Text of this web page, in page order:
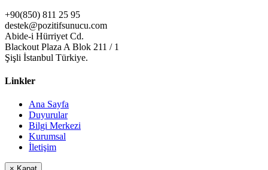
+90(850) 811 25 95
destek@pozitifsunucu.com
Abide-i Hürriyet Cd.
Blackout Plaza A Blok 211 / 1
Şişli İstanbul Türkiye.
Linkler
Ana Sayfa
Duyurular
Bilgi Merkezi
Kurumsal
İletişim